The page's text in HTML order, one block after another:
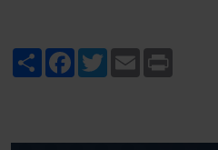
ShareFacebook
TwitterEmail